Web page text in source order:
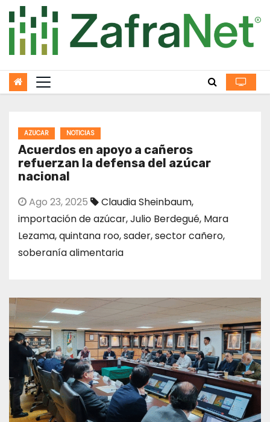
to
content
AZUCAR NOTICIAS
Acuerdos en apoyo a cañeros
refuerzan la defensa del azúcar
nacional
Ago 23, 2025 Claudia Sheinbaum,
importación de azúcar,Julio Berdegué, Mara
Lezama,quintana roo,sader,sector cañero,
soberanía alimentaria